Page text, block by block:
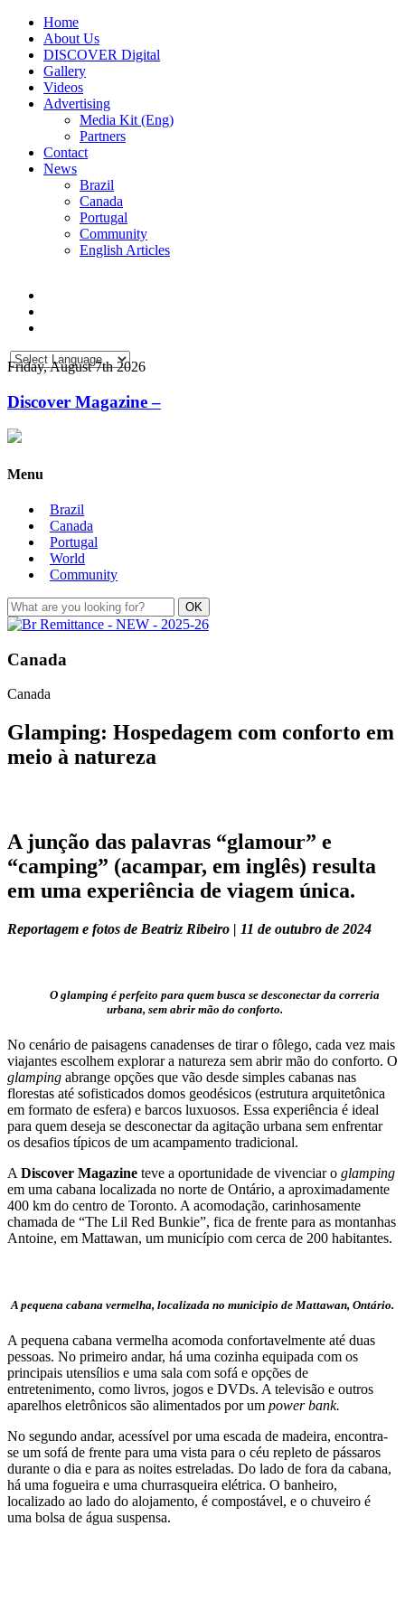
Home
About Us
DISCOVER Digital
Gallery
Videos
Advertising
Media Kit (Eng)
Partners
Contact
News
Brazil
Canada
Portugal
Community
English Articles
Friday, August 7th 2026
Discover Magazine –
Menu
Brazil
Canada
Portugal
World
Community
Canada
Canada
Glamping: Hospedagem com conforto em
meio à natureza
A junção das palavras “glamour” e
“camping” (acampar, em inglês) resulta
em uma experiência de viagem única.
Reportagem e fotos de Beatriz Ribeiro | 11 de outubro de 2024
O glamping é perfeito para quem busca se desconectar da correria
urbana, sem abrir mão do conforto.
No cenário de paisagens canadenses de tirar o fôlego, cada vez mais
viajantes escolhem explorar a natureza sem abrir mão do conforto. O
glamping abrange opções que vão desde simples cabanas nas
florestas até sofisticados domos geodésicos (estrutura arquitetônica
em formato de esfera) e barcos luxuosos. Essa experiência é ideal
para quem deseja se desconectar da agitação urbana sem enfrentar
os desafios típicos de um acampamento tradicional.
A Discover Magazine teve a oportunidade de vivenciar o glamping
em uma cabana localizada no norte de Ontário, a aproximadamente
400 km do centro de Toronto. A acomodação, carinhosamente
chamada de “The Lil Red Bunkie”, fica de frente para as montanhas
Antoine, em Mattawan, um município com cerca de 200 habitantes.
A pequena cabana vermelha, localizada no municipio de Mattawan, Ontário.
A pequena cabana vermelha acomoda confortavelmente até duas
pessoas. No primeiro andar, há uma cozinha equipada com os
principais utensílios e uma sala com sofá e opções de
entretenimento, como livros, jogos e DVDs. A televisão e outros
aparelhos eletrônicos são alimentados por um power bank.
No segundo andar, acessível por uma escada de madeira, encontra-
se um sofá de frente para uma vista para o céu repleto de pássaros
durante o dia e para as noites estreladas. Do lado de fora da cabana,
há uma fogueira e uma churrasqueira elétrica. O banheiro,
localizado ao lado do alojamento, é compostável, e o chuveiro é
uma bolsa de água suspensa.